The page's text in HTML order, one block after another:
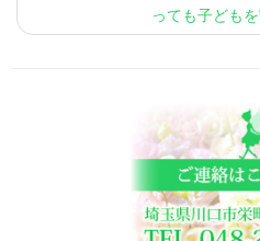
っても子ども